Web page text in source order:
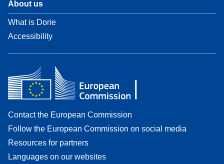
About us
What is Dorie
Accessibility
Contact the European Commission
Follow the European Commission on social media
Resources for partners
Languages on our websites